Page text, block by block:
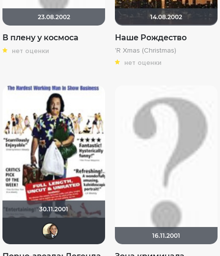
23.08.2002
В плену у космоса
нет оценки
14.08.2002
Наше Рождество
'R Xmas (Christmas)
нет оценки
30.11.2001
karmen1973
16.11.2001